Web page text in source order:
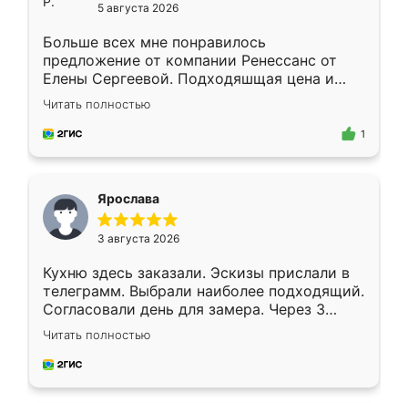
5 августа 2026
Больше всех мне понравилось
предложение от компании Ренессанс от
Елены Сергеевой. Подходяшщая цена и
короткие сроки изготовления. Приехавший
для замера сотрудник Владислав
предложил по моему эскизу самый
Читать полностью
1
Ярослава
3 августа 2026
Кухню здесь заказали. Эскизы прислали в
телеграмм. Выбрали наиболее подходящий.
Согласовали день для замера. Через 3
недели кухня была уже готова. Остались
довольны работой. Спасибо Ренессанс
мебель за качественную работу!
Читать полностью